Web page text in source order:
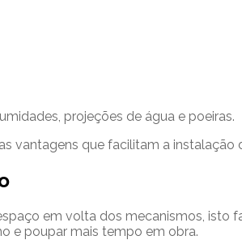
projeções de água e poeiras.
vantagens que facilitam a
em volta dos mecanismos, isto
e poupar mais tempo em obra.